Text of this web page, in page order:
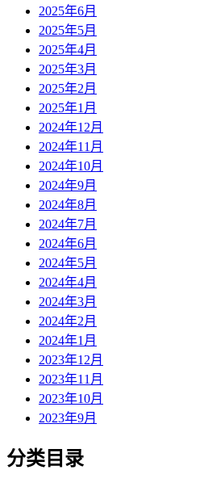
2025年6月
2025年5月
2025年4月
2025年3月
2025年2月
2025年1月
2024年12月
2024年11月
2024年10月
2024年9月
2024年8月
2024年7月
2024年6月
2024年5月
2024年4月
2024年3月
2024年2月
2024年1月
2023年12月
2023年11月
2023年10月
2023年9月
分类目录